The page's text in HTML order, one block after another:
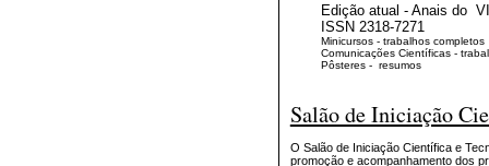
Edição atual - Anais do
ISSN 2318-7271
Minicursos - trabalhos completos
Comunicações Científicas -
Pôsteres - resumos
Salão de Iniciação
O Salão de Iniciação Científica e
promoção e acompanhamento dos